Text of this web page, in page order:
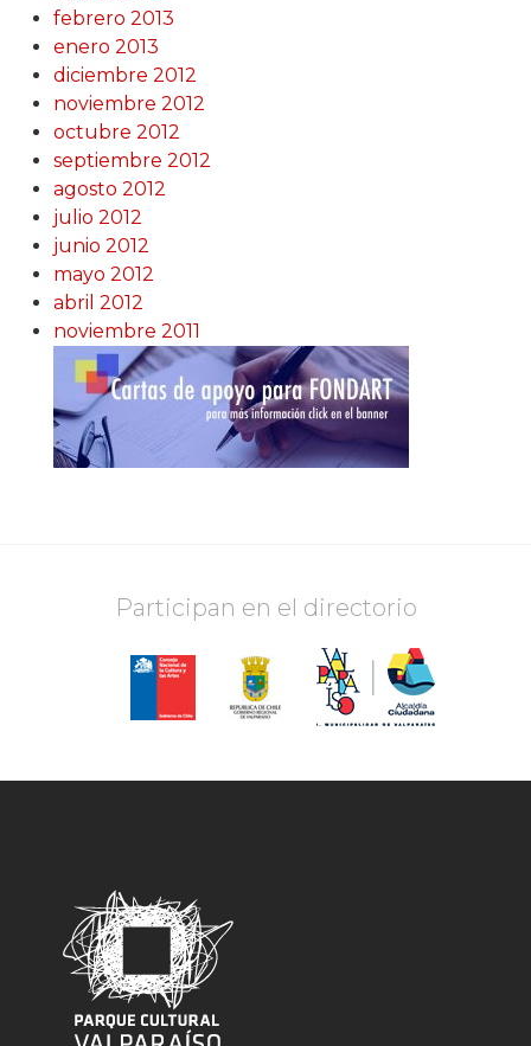
febrero 2013
enero 2013
diciembre 2012
noviembre 2012
octubre 2012
septiembre 2012
agosto 2012
julio 2012
junio 2012
mayo 2012
abril 2012
noviembre 2011
Participan en el directorio